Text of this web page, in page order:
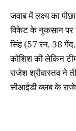
जवाब में लक्ष्य का
विकेट के नुकसान पर
सिंह (57 रन, 38
कोशिश की लेकिन
राजेश श्रीवास्तव ने
सीआईडी क्लब के